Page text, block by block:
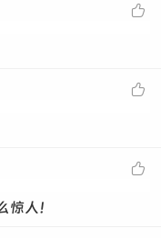



人！